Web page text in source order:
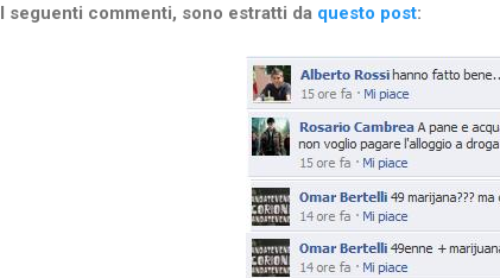
I seguenti commenti, sono estratti da questo post: